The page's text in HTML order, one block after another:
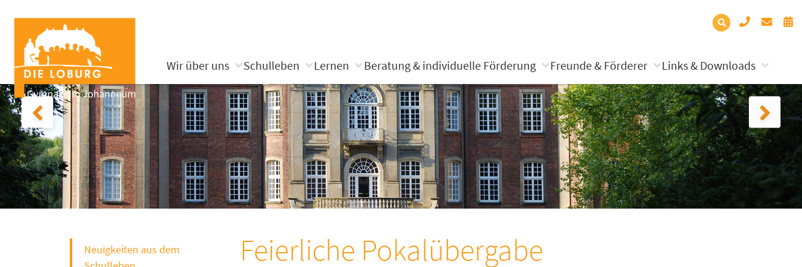
Wir über uns Schulleben Lernen Beratung & individuelle Förderung Freunde & Förderer Links & Downloads
Neuigkeiten aus dem
Feierliche Pokalübergabe